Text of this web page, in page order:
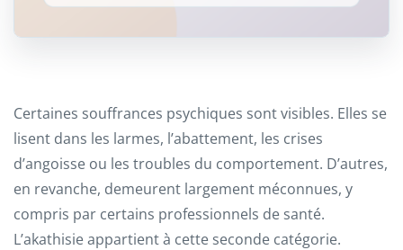
Certaines souffrances psychiques sont visibles. Elles se
lisent dans les larmes, l’abattement, les crises
d’angoisse ou les troubles du comportement. D’autres,
en revanche, demeurent largement méconnues, y
compris par certains professionnels de santé.
L’akathisie appartient à cette seconde catégorie.